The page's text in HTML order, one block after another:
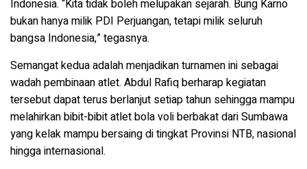
Indonesia. “Kita tidak boleh melupakan sejarah. Bung Karno
bukan hanya milik PDI Perjuangan, tetapi milik seluruh
bangsa Indonesia,” tegasnya.
Semangat kedua adalah menjadikan turnamen ini sebagai
wadah pembinaan atlet. Abdul Rafiq berharap kegiatan
tersebut dapat terus berlanjut setiap tahun sehingga mampu
melahirkan bibit-bibit atlet bola voli berbakat dari Sumbawa
yang kelak mampu bersaing di tingkat Provinsi NTB, nasional
hingga internasional.